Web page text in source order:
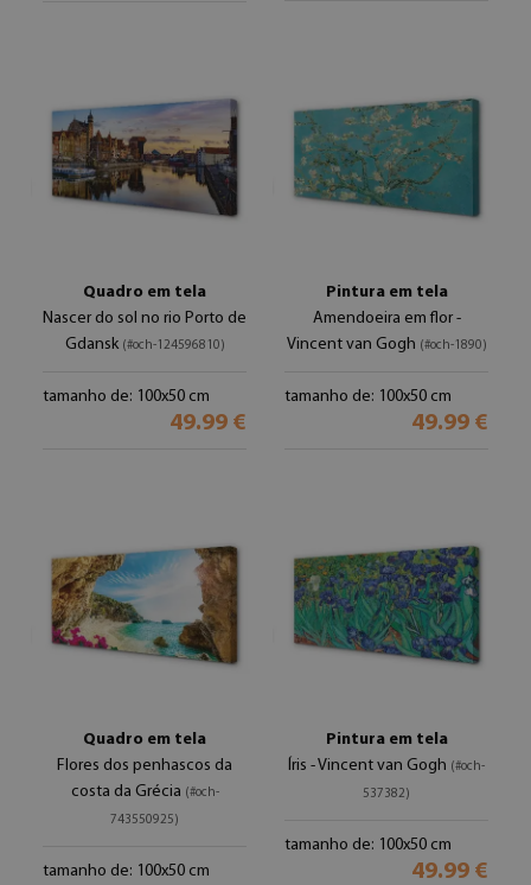
Quadro em tela
Nascer do sol no rio Porto de
Gdansk (#och-124596810)
tamanho de: 100x50 cm
49.99 €
Pintura em tela
Amendoeira em flor -
Vincent van Gogh (#och-1890)
tamanho de: 100x50 cm
49.99 €
Quadro em tela
Flores dos penhascos da
costa da Grécia (#och-
743550925)
tamanho de: 100x50 cm
Pintura em tela
Íris - Vincent van Gogh (#och-
537382)
tamanho de: 100x50 cm
49.99 €